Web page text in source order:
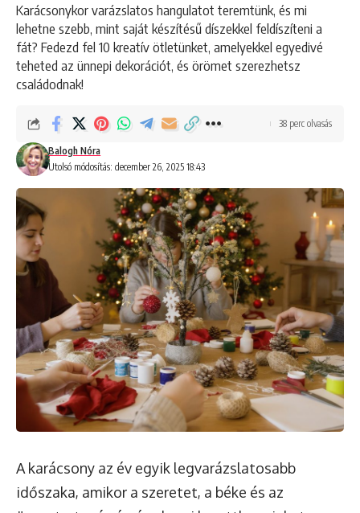
Karácsonykor varázslatos hangulatot teremtünk, és mi
lehetne szebb, mint saját készítésű díszekkel feldíszíteni a
fát? Fedezd fel 10 kreatív ötletünket, amelyekkel egyedivé
teheted az ünnepi dekorációt, és örömet szerezhetsz
családodnak!
Utolsó módosítás: december 26, 2025 18:43
Balogh Nóra
38 perc olvasás
A karácsony az év egyik legvarázslatosabb
időszaka, amikor a szeretet, a béke és az